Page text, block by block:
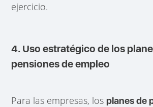
ejercicio.
4. Uso estratégico de los
pensiones de empleo
Para las empresas, losplanes de